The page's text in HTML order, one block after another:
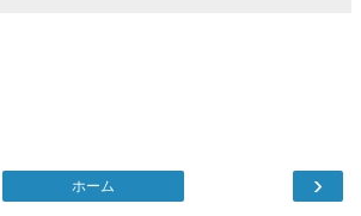
›
ホーム